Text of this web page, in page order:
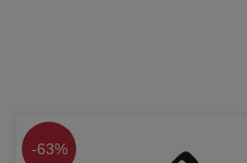
-63%